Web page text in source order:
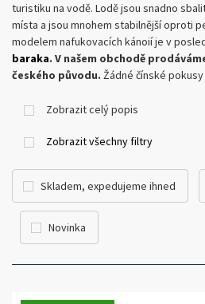
turistiku na vodě. Lodě jsou snadno
místa a jsou mnohem stabilnější oproti
modelem nafukovacích kánoií je v
baraka. V našem obchodě
českého původu. Žádné čínské
půjčovně.Hurá na vodu!
Zobrazit celý popis
Zobrazit všechny filtry
Skladem, expedujeme ihned
Novinka